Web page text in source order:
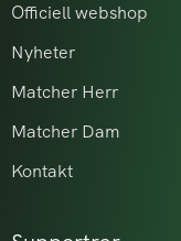
Officiell webshop
Nyheter
Matcher Herr
Matcher Dam
Kontakt